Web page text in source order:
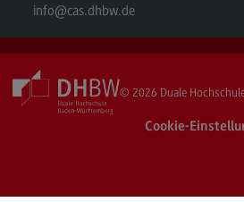
Modulangebot
Berufsperspektiven
Kontakt
Informatik
(External link)
info@cas.dhbw.de
© 2026 Duale
Cookie-